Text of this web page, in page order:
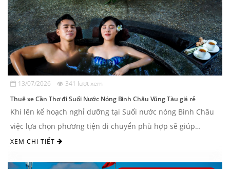
13/07/2026 341 lượt xem
Thuê xe Cần Thơ đi Suối Nước Nóng Bình Châu Vũng Tàu giá rẻ
Khi lên kế hoạch nghỉ dưỡng tại Suối nước nóng Bình Châu
việc lựa chọn phương tiện di chuyển phù hợp sẽ giúp
chuyến đi thuận tiện và thoải ...
XEM CHI TIẾT